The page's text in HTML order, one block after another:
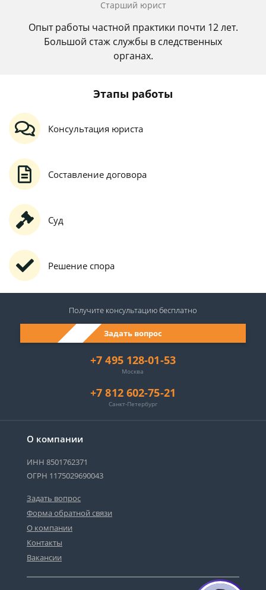
Старший юрист
Опыт работы частной практики почти 12 лет.
Большой стаж службы в следственных
органах.
Этапы работы
Консультация юриста
Составление договора
Суд
Решение спора
О компании
ИНН 8501762371
ОГРН 1175029690043
Задать вопрос
Форма обратной связи
О компании
Контакты
Вакансии
+7 495 128-01-53
Москва
+7 812 602-75-21
Санкт-Петербург
Задать вопрос
Получите консультациюбесплатно